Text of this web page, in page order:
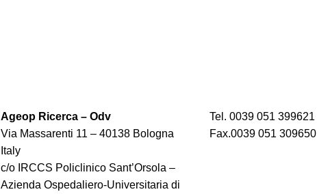
Ageop Ricerca – Odv
Via Massarenti 11 – 40138 Bologna
Italy
c/o IRCCS Policlinico Sant’Orsola –
Azienda Ospedaliero-Universitaria di
Tel. 0039 051 399621
Fax.0039 051 309650